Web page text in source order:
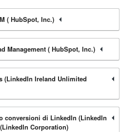
( HubSpot, Inc.)
Management ( HubSpot, Inc.)
(LinkedIn Ireland Unlimited
conversioni di LinkedIn (LinkedIn
Corporation)